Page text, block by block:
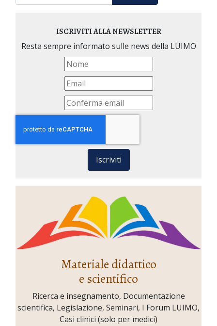
ISCRIVITI ALLA NEWSLETTER
Resta sempre informato sulle news della LUIMO
Iscriviti
Materiale didattico
e scientifico
Ricerca e insegnamento, Documentazione
scientifica, Legislazione, Seminari, I Forum LUIMO,
Casi clinici (solo per medici)